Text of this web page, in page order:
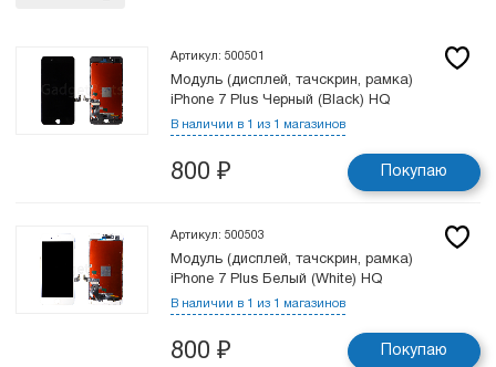
Артикул: 500501
Модуль (дисплей, тачскрин, рамка)
iPhone 7 Plus Черный (Black) HQ
В наличии в 1 из 1 магазинов
800 ₽ Покупаю
Артикул: 500503
Модуль (дисплей, тачскрин, рамка)
iPhone 7 Plus Белый (White) HQ
В наличии в 1 из 1 магазинов
800 ₽ Покупаю